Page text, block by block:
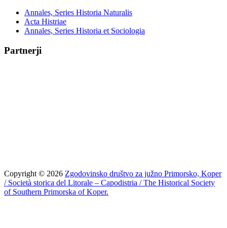
Annales, Series Historia Naturalis
Acta Histriae
Annales, Series Historia et Sociologia
Partnerji
Copyright © 2026 Zgodovinsko društvo za južno Primorsko, Koper
/ Società storica del Litorale – Capodistria / The Historical Society
of Southern Primorska of Koper.